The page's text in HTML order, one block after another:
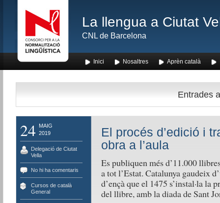
La llengua a Ciutat
CNL de Barcelona
Inici Nosaltres Aprèn català
Entrades
24
MAIG
2019
Delegació de Ciutat
Vella
No hi ha comentaris
Cursos de català,
General
El procés d’edició i
obra a l’aula
Es publiquen més d’11.000
a tot l’Estat. Catalunya gaudeix
d’ençà que el 1475 s’instal·la
del llibre, amb la diada de Sant